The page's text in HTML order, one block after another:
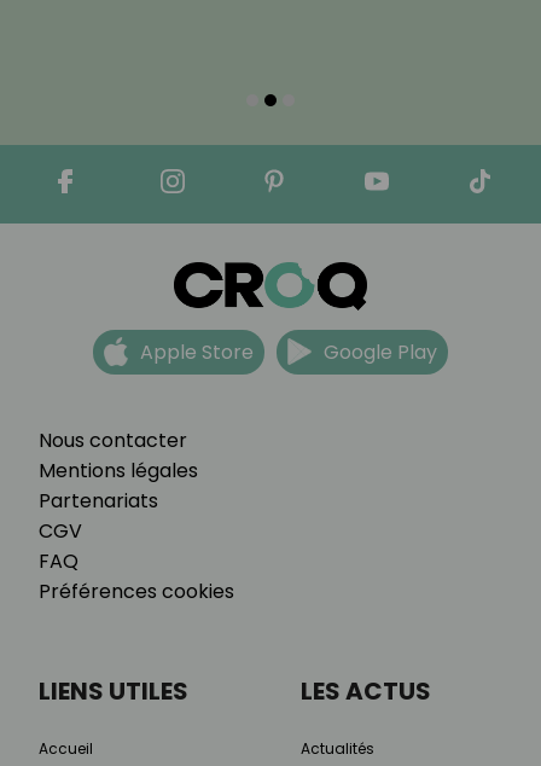
Nous contacter
Mentions légales
Partenariats
CGV
FAQ
Préférences cookies
Apple Store Google Play
LIENS UTILES
Accueil
LES ACTUS
Actualités